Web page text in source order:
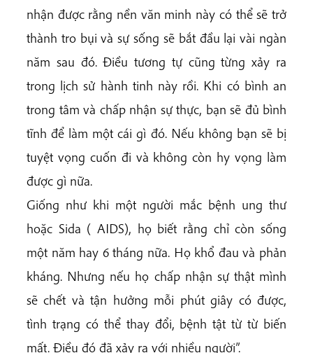
nhận được rằng nền văn minh này có thể sẽ trở
thành tro bụi và sự sống sẽ bắt đầu lại vài ngàn
năm sau đó. Điều tương tự cũng từng xảy ra
trong lịch sử hành tinh này rồi. Khi có bình an
trong tâm và chấp nhận sự thực, bạn sẽ đủ bình
tĩnh để làm một cái gì đó. Nếu không bạn sẽ bị
tuyệt vọng cuốn đi và không còn hy vọng làm
được gì nữa.
Giống như khi một người mắc bệnh ung thư
hoặc Sida ( AIDS), họ biết rằng chỉ còn sống
một năm hay 6 tháng nữa. Họ khổ đau và phản
kháng. Nhưng nếu họ chấp nhận sự thật mình
sẽ chết và tận hưởng mỗi phút giây có được,
tình trạng có thể thay đổi, bệnh tật từ từ biến
mất. Điều đó đã xảy ra với nhiều người”.